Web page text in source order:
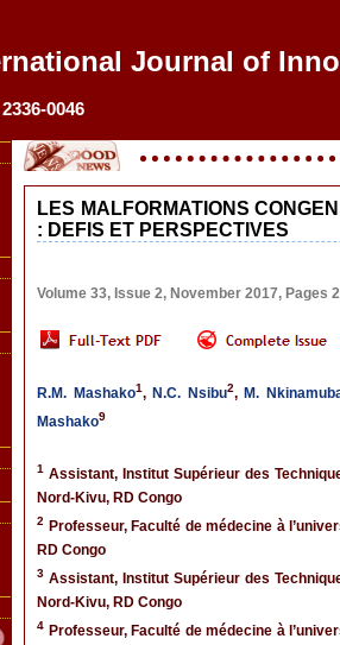
Journal of
2336-0046
LES MALFORMATIONS
: DEFIS ET PERSPECTIVES
Volume 33, Issue 2, November 2017, Pages
R.M. Mashako1, N.C. Nsibu2, M.
Mashako9
1 Assistant, Institut Supérieur des
Nord-Kivu, RD Congo
2
Professeur, Faculté de médecine à
RD Congo
3 Assistant, Institut Supérieur des
Nord-Kivu, RD Congo
4 Professeur, Faculté de médecine à